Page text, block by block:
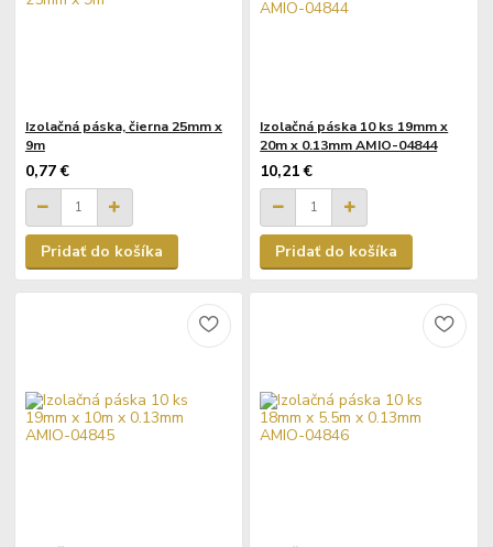
Izolačná páska, čierna 25mm x
9m
0,77 €
Pridať do košíka
Izolačná páska 10 ks 19mm x
20m x 0.13mm AMIO-04844
10,21 €
Pridať do košíka